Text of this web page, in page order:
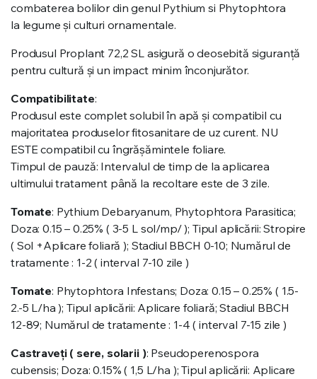
combaterea bolilor din genul Pythium si Phytophtora
la legume și culturi ornamentale.
Produsul Proplant 72,2 SL asigură o deosebită siguranță
pentru cultură și un impact minim înconjurător.
Compatibilitate:
Produsul este complet solubil în apă și compatibil cu
majoritatea produselor fitosanitare de uz curent. NU
ESTE compatibil cu îngrășămintele foliare.
Timpul de pauză: Intervalul de timp de la aplicarea
ultimului tratament până la recoltare este de 3 zile.
Tomate: Pythium Debaryanum, Phytophtora Parasitica;
Doza: 0.15 – 0.25% ( 3-5 L sol/mp/ ); Tipul aplicării: Stropire
( Sol +Aplicare foliară ); Stadiul BBCH 0-10; Numărul de
tratamente : 1-2 ( interval 7-10 zile )
Tomate: Phytophtora Infestans; Doza: 0.15 – 0.25% ( 1.5-
2.-5 L/ha ); Tipul aplicării: Aplicare foliară; Stadiul BBCH
12-89; Numărul de tratamente : 1-4 ( interval 7-15 zile )
Castraveți ( sere, solarii ): Pseudoperenospora
cubensis; Doza: 0.15% ( 1,5 L/ha ); Tipul aplicării: Aplicare